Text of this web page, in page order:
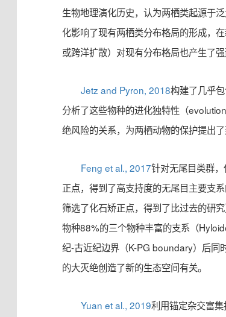
生物地理演化历史，认为两栖类起源于
化影响了现有两栖类分布格局的形成，
或跨洋扩散）对现有分布格局也产生了强
Jetz and Pyron, 2018构建了几乎
分析了这些物种的进化独特性（
绝风险的关系，为两栖动物的保护提出了
Feng et al., 2017针对无尾目类群
正点，得到了高支持度的无尾目主要支
筛选了化石矫正点，得到了比过去的研
物种88%的三个物种丰富的支系（
纪-古近纪边界（K-PG boundary）后同
的大灭绝创造了新的生态空间有关。
Yuan et al., 2019利用锚定杂交富